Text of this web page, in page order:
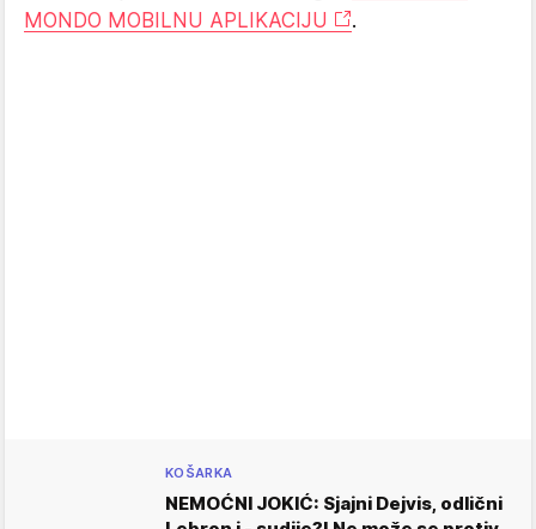
MONDO MOBILNU APLIKACIJU
.
KOŠARKA
NEMOĆNI JOKIĆ: Sjajni Dejvis, odlični